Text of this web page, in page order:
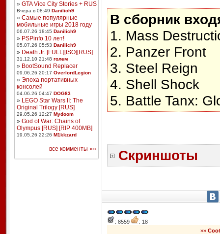
» GTA Vice City Stories + RUS
Вчера в 08:49 Danilich9
» Самые популярные
мобильные игры 2018 году
06.07.26 18:45 Danilich9
» PSPinfo 10 лет!
05.07.26 05:53 Danilich9
» Death Jr. [FULL][ISO][RUS]
31.12.10 21:48 голем
» BootSound Replacer
09.06.26 20:17 OverlordLegion
» Эпоха портативных
консолей
04.06.26 04:47 DOG83
» LEGO Star Wars II: The
Original Trilogy [RUS]
29.05.26 12:27 Mydoom
» God of War: Chains of
Olympus [RUS] [RIP 400MB]
19.05.26 22:26 M1kkzard
все комменты »»
В сборник
1. Mass
2. Panzer Front
3. Steel Reign
4. Shell Shock
5. Battle Tanx:
Скриншоты
: 8559
: 18
»»